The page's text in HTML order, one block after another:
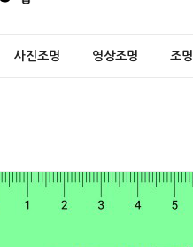
사진조명 영상조명 조